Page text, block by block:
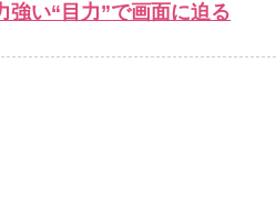
強い“目力”で画面に迫る